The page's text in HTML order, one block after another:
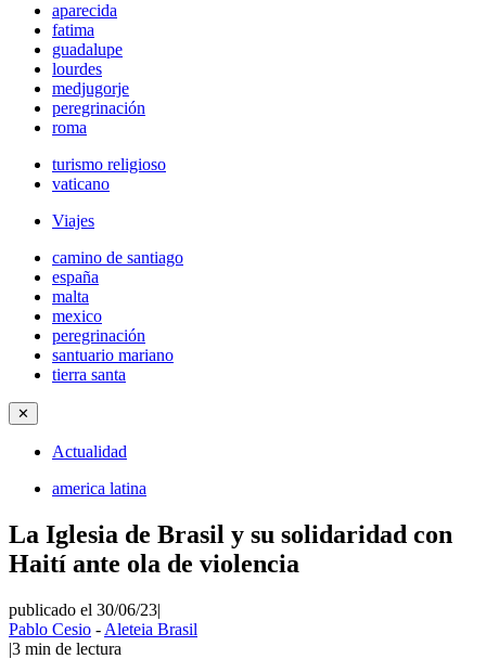
aparecida
fatima
guadalupe
lourdes
medjugorje
peregrinación
roma
turismo religioso
vaticano
Viajes
camino de santiago
españa
malta
mexico
peregrinación
santuario mariano
tierra santa
✕
Actualidad
america latina
La Iglesia de Brasil y su solidaridad con
Haití ante ola de violencia
publicado el 30/06/23|
Pablo Cesio - Aleteia Brasil
|3 min de lectura